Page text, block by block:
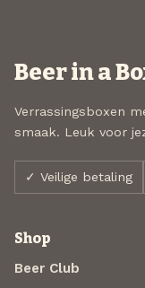
Beer in a
Verrassingsboxen
smaak. Leuk voor
✓ Veilige betaling
Shop
Beer Club